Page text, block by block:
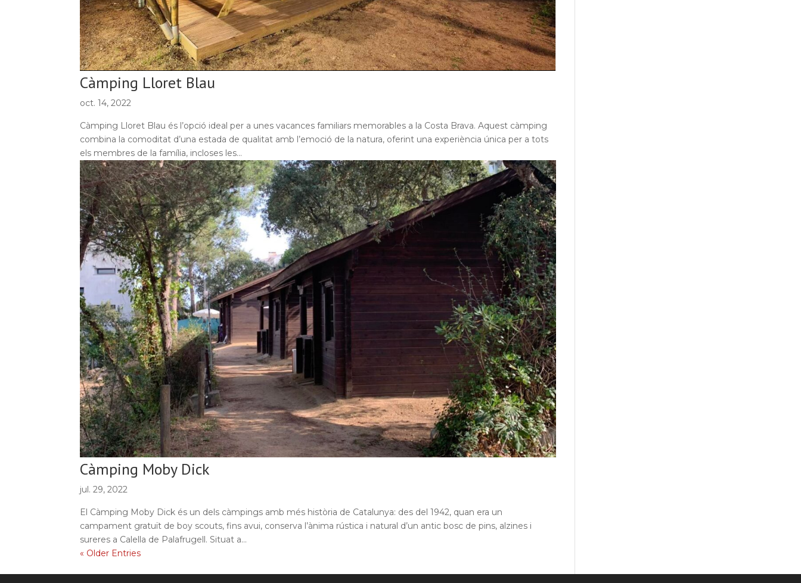
Càmping Lloret Blau
oct. 14, 2022
Càmping Lloret Blau és l’opció ideal per a unes vacances familiars memorables a la Costa Brava. Aquest càmping
combina la comoditat d’una estada de qualitat amb l’emoció de la natura, oferint una experiència única per a tots
els membres de la família, incloses les...
Càmping Moby Dick
jul. 29, 2022
El Càmping Moby Dick és un dels càmpings amb més història de Catalunya: des del 1942, quan era un
campament gratuït de boy scouts, fins avui, conserva l’ànima rústica i natural d’un antic bosc de pins, alzines i
sureres a Calella de Palafrugell. Situat a...
« Older Entries